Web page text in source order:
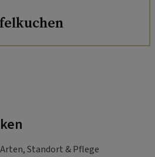
Standort & Pflege